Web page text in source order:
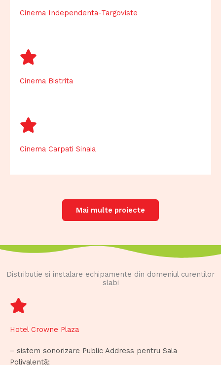
Cinema Independenta-Targoviste
Cinema Bistrita
Cinema Carpati Sinaia
Mai multe proiecte
Distributie si instalare echipamente din domeniul curentilor
slabi
Hotel Crowne Plaza
– sistem sonorizare Public Address pentru Sala
Polivalentã;